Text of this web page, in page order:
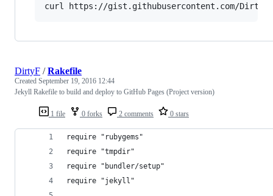
curl https://gist.githubusercontent.com/DirtyF/
1 file 0 forks 2 comments 0 stars
DirtyF /Rakefile
Created September 19, 2016 12:44
Jekyll Rakefile to build and deploy to GitHub Pages (Project version)
require "rubygems"
require "tmpdir"
require "bundler/setup"
require "jekyll"